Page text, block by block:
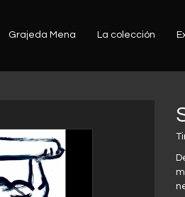
Grajeda Mena La colección